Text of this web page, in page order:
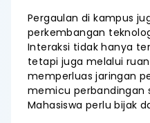
Pergaulan di kampus
perkembangan
Interaksi tidak hanya
tetapi juga melalui
memperluas jaringan
memicu perbandingan
Mahasiswa perlu bijak